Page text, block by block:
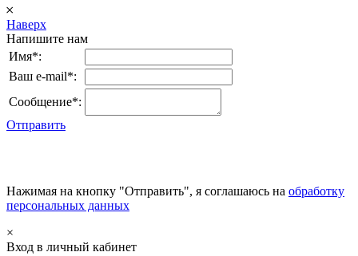
𐄂
Наверх
Напишите нам
Имя*:
Ваш e-mail*:
Сообщение*:
Отправить
Нажимая на кнопку "Отправить", я соглашаюсь на обработку
персональных данных
×
Вход в личный кабинет